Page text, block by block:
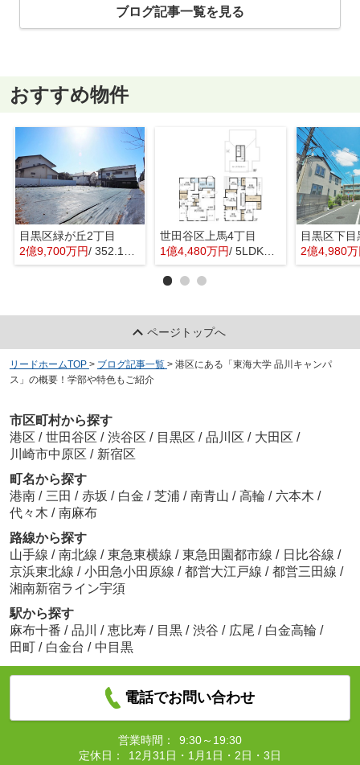
ブログ記事一覧を見る
おすすめ物件
目黒区緑が丘2丁目
2億9,700万円/ 352.16㎡
世田谷区上馬4丁目
1億4,480万円/ 5LDK＋1S(納戸)
目黒区下
2億4,980
ページトップへ
リードホームTOP > ブログ記事一覧 > 港区にある「東海大学 品川キャンパ
ス」の概要！学部や特色もご紹介
市区町村から探す
港区 / 世田谷区 / 渋谷区 / 目黒区 / 品川区 / 大田区 /
川崎市中原区 / 新宿区
町名から探す
港南 / 三田 / 赤坂 / 白金 / 芝浦 / 南青山 / 高輪 / 六本木 /
代々木 / 南麻布
路線から探す
山手線 / 南北線 / 東急東横線 / 東急田園都市線 / 日比谷線 /
京浜東北線 / 小田急小田原線 / 都営大江戸線 / 都営三田線 /
湘南新宿ライン宇須
駅から探す
麻布十番 / 品川 / 恵比寿 / 目黒 / 渋谷 / 広尾 / 白金高輪 /
田町 / 白金台 / 中目黒
電話でお問い合わせ
営業時間：
9:30～19:30
定休日：
12月31日・1月1日・2日・3日